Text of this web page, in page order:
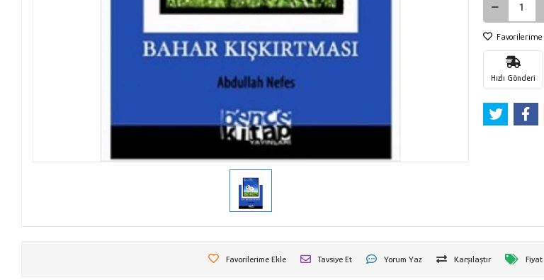
Favorilerime
Hızlı Gönderi
Favorilerime Ekle Tavsiye Et Yorum Yaz Karşılaştır Fiyat